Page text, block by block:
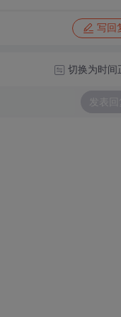
写回
切换为时间
发表回